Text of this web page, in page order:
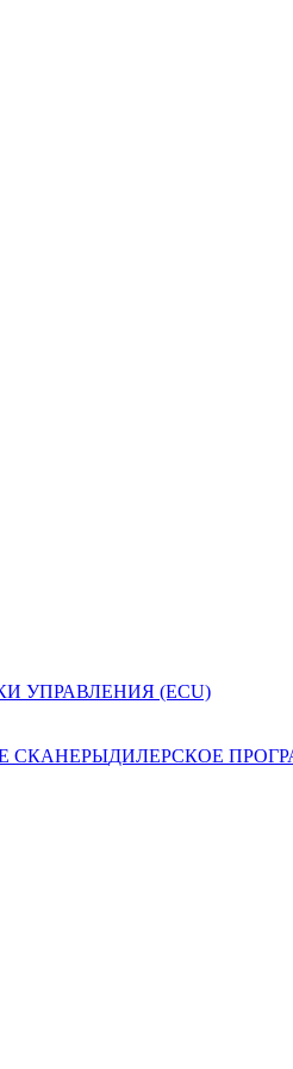
УПРАВЛЕНИЯ (ECU)
СКАНЕРЫДИЛЕРСКОЕ